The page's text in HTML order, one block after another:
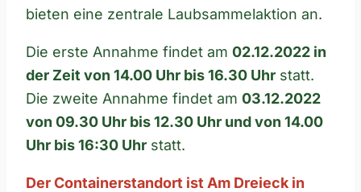
bieten eine zentrale Laubsammelaktion an.
Die erste Annahme findet am 02.12.2022 in
der Zeit von 14.00 Uhr bis 16.30 Uhr statt.
Die zweite Annahme findet am 03.12.2022
von 09.30 Uhr bis 12.30 Uhr und von 14.00
Uhr bis 16:30 Uhr statt.
Der Containerstandort ist Am Dreieck in